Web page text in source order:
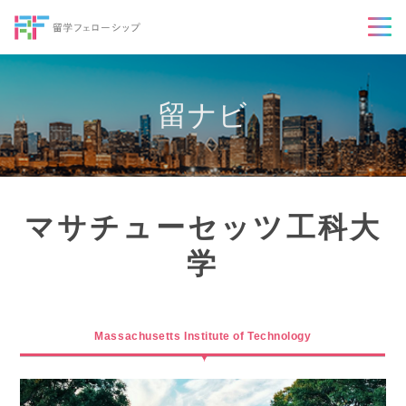
留ナビ
マサチューセッツ工科大
学
Massachusetts Institute of Technology